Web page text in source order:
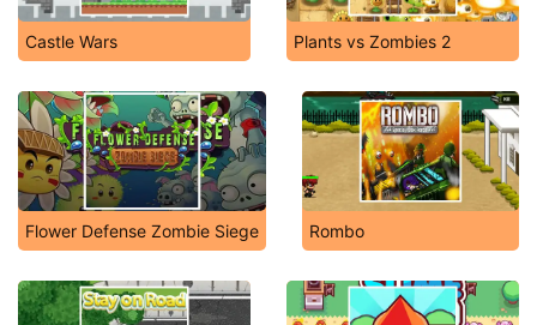
Castle Wars Plants vs Zombies 2
Flower Defense Zombie Siege Rombo